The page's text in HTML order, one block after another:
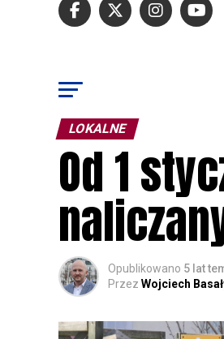
LOKALNE
Od 1
Opublikowano 5 lat
Przez Wojciech